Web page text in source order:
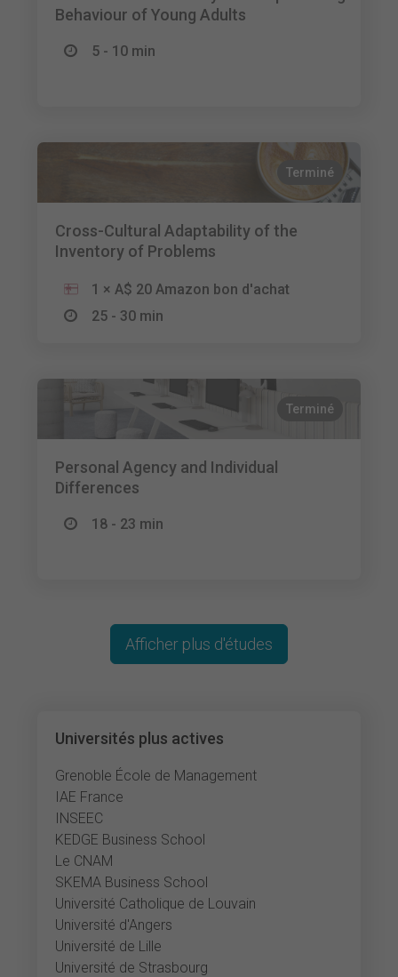
Behaviour of Young Adults
5 - 10 min
Terminé
Cross-Cultural Adaptability of the
Inventory of Problems
1 × A$ 20 Amazon bon d'achat
25 - 30 min
Terminé
Personal Agency and Individual
Differences
18 - 23 min
Universités plus actives
Grenoble École de Management
IAE France
INSEEC
KEDGE Business School
Le CNAM
SKEMA Business School
Université Catholique de Louvain
Université d'Angers
Université de Lille
Université de Strasbourg
Afficher plus d'études